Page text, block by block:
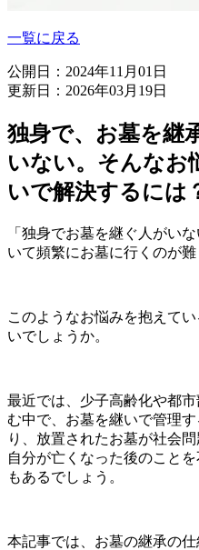
一覧に戻る
公開日：2024年11月01日
更新日：2026年03月19日
独身で、お墓を継
いない。そんなお
いで解決するには
「独身でお墓を継ぐ人がい
いて頻繁にお墓に行くのが難
このようなお悩みを抱えて
いでしょうか。
最近では、少子高齢化や都
む中で、お墓を継いで管理
り、放置されたお墓が社会問
自分が亡くなった後のこと
もあるでしょう。
本記事では、お墓の継承の